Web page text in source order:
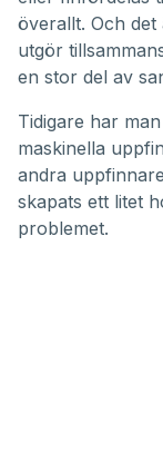
överallt. Och
utgör
en stor del av
Tidigare har
maskinella
andra
skapats ett litet
problemet.